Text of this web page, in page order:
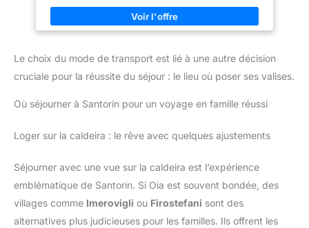
porte-enfant est donc idéal pour
quotidienne en ville.
XL avec bretelles rembourrées, sangle thoracique et dos
ventilé. Sifflet de signalisation et éléments réfléchissants
inclus NOMBREUX ESPACES RANGEMENT - Grand
matériel voyage CONSTRUCTION DURABLE LÉGÈRE -
74x35x35cm. Capacité maximale 22kg incluant poids enfant et
Le choix du mode de transport est lié à une autre décision
cruciale pour la réussite du séjour : le lieu où poser ses valises.
Où séjourner à Santorin pour un voyage en famille réussi
Loger sur la caldeira : le rêve avec quelques ajustements
Séjourner avec une vue sur la caldeira est l’expérience
emblématique de Santorin. Si Oia est souvent bondée, des
villages comme Imerovigli ou Firostefani sont des
alternatives plus judicieuses pour les familles. Ils offrent les